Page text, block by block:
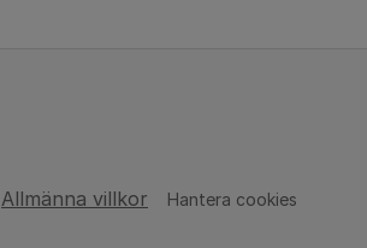
Allmänna villkor Hantera cookies